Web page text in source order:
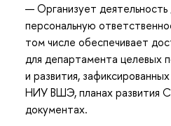
Организует
персональную
том числе обеспечивает
для департамента целевых
и развития,
НИУ ВШЭ, планах развития
документах.